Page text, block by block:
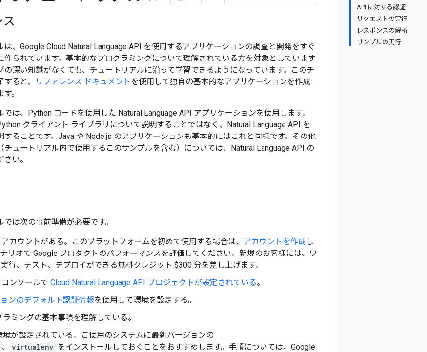
API に対する認証
リクエストの実行
レスポンスの解析
サンプルの実行
ス
は、Google Cloud Natural Language API を使用するアプリケーションの調査と開発をすぐ
作られています。基本的なプログラミングについて理解されている方を対象としています
の深い知識がなくても、チュートリアルに沿って学習できるようになっています。このチ
ると、
リファレンス ドキュメントを使用して独自の基本的なアプリケーションを作成
。
では、Python コードを使用した Natural Language API アプリケーションを使用します。
クライアント ライブラリについて説明することではなく、Natural Language API を
することです。Java や Node.js のアプリケーションも基本的にはこれと同様です。その他
チュートリアル内で使用するこのサンプルを含む）については、Natural Language API の
い。
では次の事前準備が必要です。
カウントがある。このプラットフォームを初めて使用する場合は、 アカウントを作成し
リオで Google プロダクトのパフォーマンスを評価してください。新規のお客様には、ワ
行、テスト、デプロイができる無料クレジット $300 分を差し上げます。
ンソールで Cloud Natural Language API プロジェクトが設定されている。
ンのデフォルト認証情報を使用して環境を設定する。
ラミングの基本事項を理解している。
境が設定されている。ご使用のシステムに最新バージョンの
、 virtualenv をインストールしておくことをおすすめします。手順については、Google